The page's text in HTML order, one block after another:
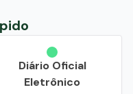
Diário Oficial
Eletrônico